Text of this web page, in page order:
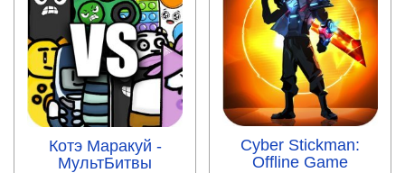
Котэ Маракуй -
МультБитвы
Cyber Stickman:
Offline Game